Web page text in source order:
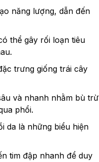
năng lượng, dẫn đến
thể gây rối loạn tiêu
trưng giống trái cây
và nhanh nhằm bù trừ
phổi.
da là những biểu hiện
tim đập nhanh để duy